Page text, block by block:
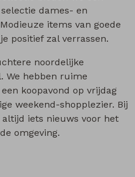
dames- en
items van goede
positief zal verrassen.
noordelijke
We hebben ruime
koopavond op vrijdag
weekend-shopplezier. Bij
iets nieuws voor het
omgeving.